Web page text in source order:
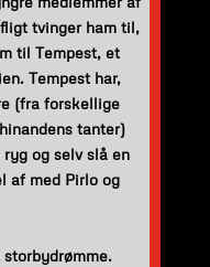
tvinger ham til,
til Tempest, et
Tempest har,
(fra forskellige
tanter)
og selv slå en
af med Pirlo og